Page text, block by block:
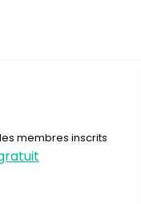
membres inscrits